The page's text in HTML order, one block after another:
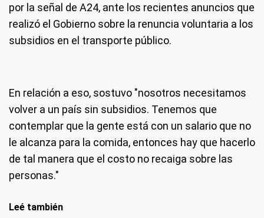
por la señal de A24, ante los recientes anuncios que
realizó el Gobierno sobre la renuncia voluntaria a los
subsidios en el transporte público.
En relación a eso, sostuvo "nosotros necesitamos
volver a un país sin subsidios. Tenemos que
contemplar que la gente está con un salario que no
le alcanza para la comida, entonces hay que hacerlo
de tal manera que el costo no recaiga sobre las
personas."
Leé también